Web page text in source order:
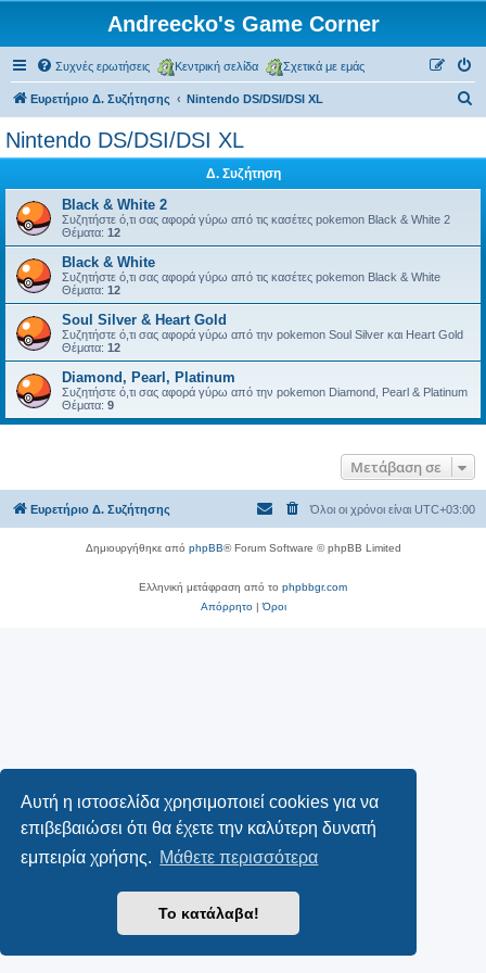
Αυτή η ιστοσελίδα χρησιμοποιεί cookies για να
επιβεβαιώσει ότι θα έχετε την καλύτερη δυνατή
εμπειρία χρήσης. Μάθετε περισσότερα
Το κατάλαβα!
Andreecko's Game Corner
Συχνές ερωτήσεις Κεντρική σελίδα Σχετικά με εμάς
Ευρετήριο Δ. Συζήτησης Nintendo DS/DSI/DSI XL
η
Nintendo DS/DSI/DSI XL
Δ. Συζήτηση
Black & White 2
Συζητήστε ό,τι σας αφορά γύρω από τις κασέτες pokemon Black & White 2
Θέματα: 12
Black & White
Συζητήστε ό,τι σας αφορά γύρω από τις κασέτες pokemon Black & White
Θέματα: 12
Soul Silver & Heart Gold
Συζητήστε ό,τι σας αφορά γύρω από την pokemon Soul Silver και Heart Gold
Θέματα: 12
Diamond, Pearl, Platinum
Συζητήστε ό,τι σας αφορά γύρω από την pokemon Diamond, Pearl & Platinum
Θέματα: 9
Μετάβαση σε
Ευρετήριο Δ. Συζήτησης Όλοι οι χρόνοι είναι UTC+03:00
Δημιουργήθηκε από phpBB® Forum Software © phpBB Limited
Ελληνική μετάφραση από το phpbbgr.com
Απόρρητο|Όροι